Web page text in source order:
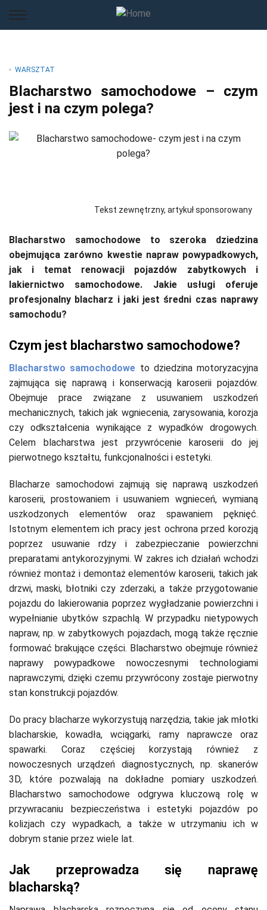
WARSZTAT
Blacharstwo samochodowe – czym
jest i na czym polega?
Tekst zewnętrzny, artykuł sponsorowany
Blacharstwo samochodowe to szeroka dziedzina
obejmująca zarówno kwestie napraw powypadkowych,
jak i temat renowacji pojazdów zabytkowych i
lakiernictwo samochodowe. Jakie usługi oferuje
profesjonalny blacharz i jaki jest średni czas naprawy
samochodu?
Czym jest blacharstwo samochodowe?
Blacharstwo samochodowe to dziedzina motoryzacyjna
zajmująca się naprawą i konserwacją karoserii pojazdów.
Obejmuje prace związane z usuwaniem uszkodzeń
mechanicznych, takich jak wgniecenia, zarysowania, korozja
czy odkształcenia wynikające z wypadków drogowych.
Celem blacharstwa jest przywrócenie karoserii do jej
pierwotnego kształtu, funkcjonalności i estetyki.
Blacharze samochodowi zajmują się naprawą uszkodzeń
karoserii, prostowaniem i usuwaniem wgnieceń, wymianą
uszkodzonych elementów oraz spawaniem pęknięć.
Istotnym elementem ich pracy jest ochrona przed korozją
poprzez usuwanie rdzy i zabezpieczanie powierzchni
preparatami antykorozyjnymi. W zakres ich działań wchodzi
również montaż i demontaż elementów karoserii, takich jak
drzwi, maski, błotniki czy zderzaki, a także przygotowanie
pojazdu do lakierowania poprzez wygładzanie powierzchni i
wypełnianie ubytków szpachlą. W przypadku nietypowych
napraw, np. w zabytkowych pojazdach, mogą także ręcznie
formować brakujące części. Blacharstwo obejmuje również
naprawy powypadkowe nowoczesnymi technologiami
naprawczymi, dzięki czemu przywrócony zostaje pierwotny
stan konstrukcji pojazdów.
Do pracy blacharze wykorzystują narzędzia, takie jak młotki
blacharskie, kowadła, wciągarki, ramy naprawcze oraz
spawarki. Coraz częściej korzystają również z
nowoczesnych urządzeń diagnostycznych, np. skanerów
3D, które pozwalają na dokładne pomiary uszkodzeń.
Blacharstwo samochodowe odgrywa kluczową rolę w
przywracaniu bezpieczeństwa i estetyki pojazdów po
kolizjach czy wypadkach, a także w utrzymaniu ich w
dobrym stanie przez wiele lat.
Jak przeprowadza się naprawę
blacharską?